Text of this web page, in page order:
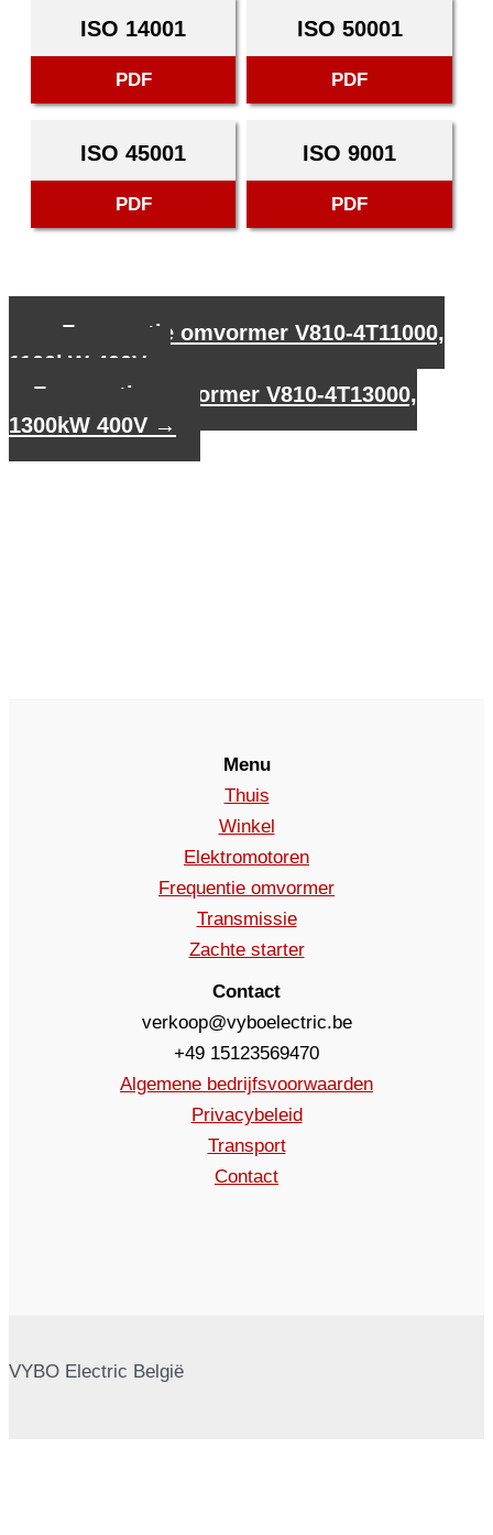
ISO 14001
PDF
ISO 50001
PDF
ISO 45001
PDF
ISO 9001
PDF
Frequentie omvormer V810-4T11000,
1100kW 400V
Frequentie omvormer V810-4T13000,
1300kW 400V →
Menu
Thuis
Winkel
Elektromotoren
Frequentie omvormer
Transmissie
Zachte starter
Contact
verkoop@vyboelectric.be
+49 15123569470
Algemene bedrijfsvoorwaarden
Privacybeleid
Transport
Contact
VYBO Electric België